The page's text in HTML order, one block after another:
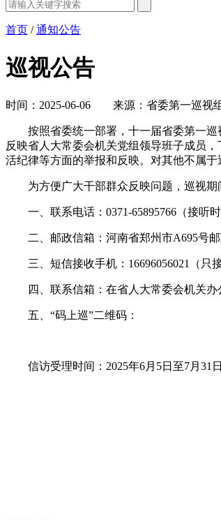
首页 /通知公告
巡视公告
时间：2025-06-06 来源：省委第一巡视
按照省委统一部署，十一届省委第一巡
反映省人大常委会机关党组领导班子成员
活纪律等方面的举报和反映。对其他不属
为方便广大干部群众反映问题，巡视期
一、联系电话：0371-65895766（接听时
二、邮政信箱：河南省郑州市A695号邮
三、短信接收手机：16696056021（只接
四、联系信箱：在省人大常委会机关办
五、“码上巡”二维码：
信访受理时间：2025年6月5日至7月31日